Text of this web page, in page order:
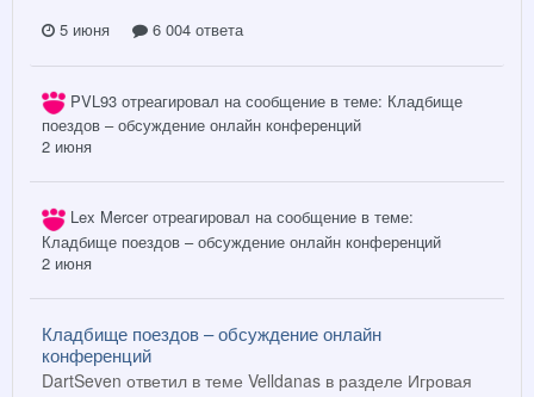
5 июня
6 004 ответа
PVL93 отреагировал на сообщение в теме: Кладбище
поездов – обсуждение онлайн конференций
2 июня
Lex Mercerотреагировал на сообщение в теме:
Кладбище поездов – обсуждение онлайн конференций
2 июня
Кладбище поездов – обсуждение онлайн
конференций
DartSeven ответил в теме Velldanas в разделе Игровая